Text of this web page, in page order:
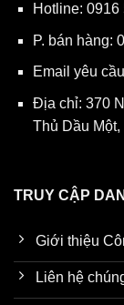
Hotline: 0916
P. bán hàng:
Email yêu
Địa chỉ: 370
Thủ Dầu
TRUY CẬP
Giới thiệu
Liên hệ